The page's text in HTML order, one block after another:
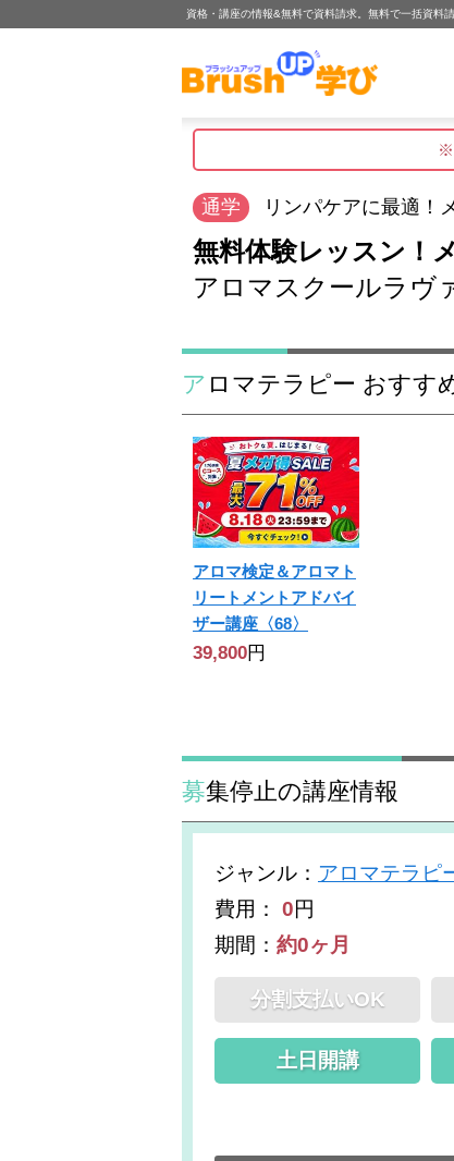
資格・講座の情報&無料で資料請求。無料で一括資料
※
通学 リンパケアに最適！
無料体験レッスン！
アロマスクールラヴ
アロマテラピー おす
アロマ検定＆アロマト
リートメントアドバイ
ザー講座〈68〉
39,800円
募集停止の講座情報
ジャンル ： アロマテラピ
費用： 0円
期間： 約0ヶ月
分割支払いOK
土日開講